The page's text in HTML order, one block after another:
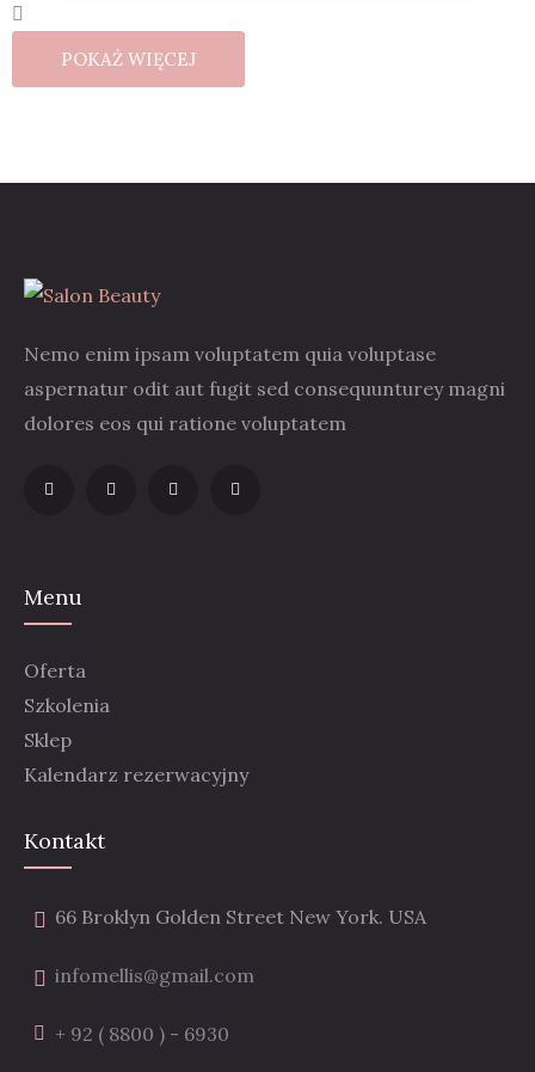
POKAŻ WIĘCEJ
Nemo enim ipsam voluptatem quia voluptase
aspernatur odit aut fugit sed consequunturey magni
dolores eos qui ratione voluptatem
Menu
Oferta
Szkolenia
Sklep
Kalendarz rezerwacyjny
Kontakt
66 Broklyn Golden Street New York. USA
infomellis@gmail.com
+ 92 ( 8800 ) - 6930